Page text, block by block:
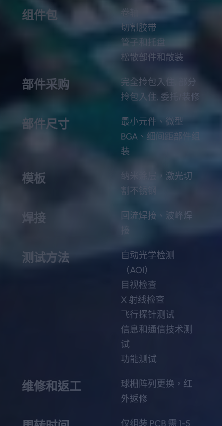
组件包
卷轴
切割胶带
管子和托盘
松散部件和散装
部件采购
完全拎包入住, 部分
拎包入住, 委托/装修
部件尺寸
最小元件、微型
BGA、细间距部件组
装
模板
纳米涂层，激光切
割不锈钢
焊接
回流焊接、波峰焊
接
测试方法
自动光学检测
（AOI）
目视检查
X 射线检查
飞行探针测试
信息和通信技术测
试
功能测试
维修和返工
球栅阵列更换，红
外返修
仅组装 PCB 需 1-5